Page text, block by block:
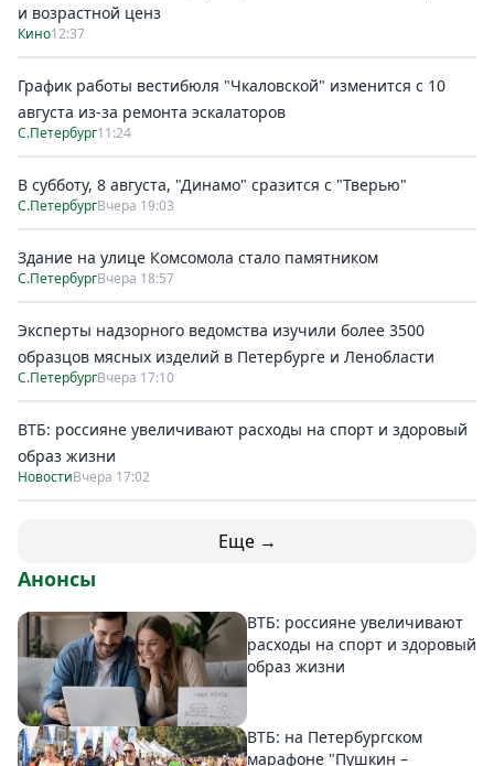
и возрастной ценз
Кино12:37
График работы вестибюля "Чкаловской" изменится с 10
августа из-за ремонта эскалаторов
С.Петербург11:24
В субботу, 8 августа, "Динамо" сразится с "Тверью"
С.ПетербургВчера 19:03
Здание на улице Комсомола стало памятником
С.ПетербургВчера 18:57
Эксперты надзорного ведомства изучили более 3500
образцов мясных изделий в Петербурге и Ленобласти
С.ПетербургВчера 17:10
ВТБ: россияне увеличивают расходы на спорт и здоровый
образ жизни
НовостиВчера 17:02
Еще →
Анонсы
ВТБ: россияне увеличивают
расходы на спорт и здоровый
образ жизни
ВТБ: на Петербургском
марафоне "Пушкин –